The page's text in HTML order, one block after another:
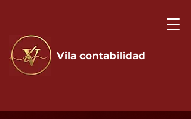
Vila contabilidad